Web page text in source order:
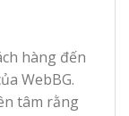
hàng đến
WebBG.
tâm rằng